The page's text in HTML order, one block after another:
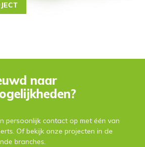
naar
persoonlijk contact op met één van
Of bekijk onze projecten in de
branches.